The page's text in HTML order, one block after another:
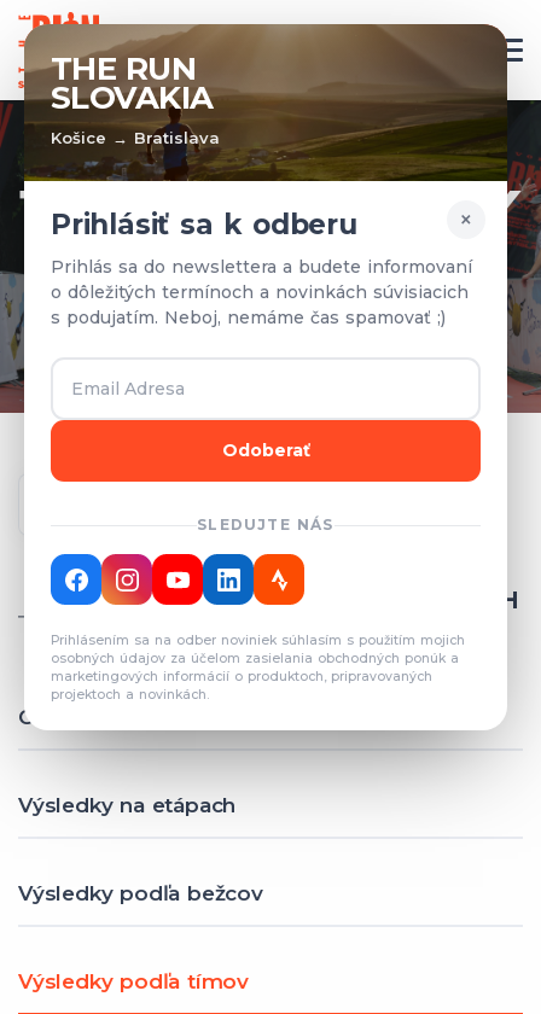
THE RUN
SLOVAKIA
Košice → Bratislava
×
Prihlásiť sa k odberu
Prihlás sa do newslettera a budete informovaní
o dôležitých termínoch a novinkách súvisiacich
s podujatím. Neboj, nemáme čas spamovať ;)
Odoberať
SLEDUJTE NÁS
Prihlásením sa na odber noviniek súhlasím s použitím mojich
osobných údajov za účelom zasielania obchodných ponúk a
marketingových informácií o produktoch, pripravovaných
projektoch a novinkách.
TÍMY A VÝSLEDKY
Prihlásené tímy a výsledky z
predchádzajúcich rokov.
CELKOVÝ POČET REGISTROVANÝCH
TÍMOV: 82
Celkové výsledky
Výsledky na etápach
Výsledky podľa bežcov
Výsledky podľa tímov